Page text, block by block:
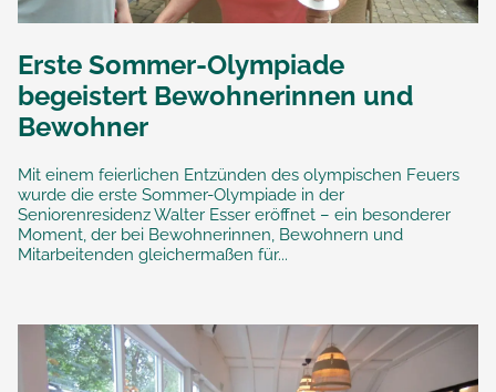
Erste Sommer-Olympiade
begeistert Bewohnerinnen und
Bewohner
Mit einem feierlichen Entzünden des olympischen Feuers
wurde die erste Sommer-Olympiade in der
Seniorenresidenz Walter Esser eröffnet – ein besonderer
Moment, der bei Bewohnerinnen, Bewohnern und
Mitarbeitenden gleichermaßen für...